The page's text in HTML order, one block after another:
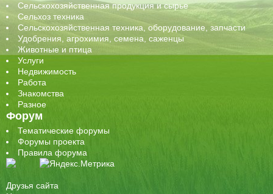
Сельскохозяйственная продукция и сырье
Сельхоз техника
Сельскохозяйственная техника, оборудование, запчасти
Удобрения, агрохимия, семена, саженцы
Животные и птица
Услуги
Недвижимость
Работа
Знакомства
Разное
Форум
Тематические форумы
Форумы проекта
Правила форума
Друзья сайта